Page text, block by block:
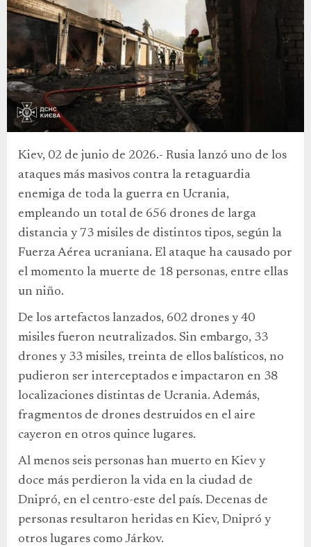
Kiev, 02 de junio de 2026.- Rusia lanzó uno de los
ataques más masivos contra la retaguardia
enemiga de toda la guerra en Ucrania,
empleando un total de 656 drones de larga
distancia y 73 misiles de distintos tipos, según la
Fuerza Aérea ucraniana. El ataque ha causado por
el momento la muerte de 18 personas, entre ellas
un niño.
De los artefactos lanzados, 602 drones y 40
misiles fueron neutralizados. Sin embargo, 33
drones y 33 misiles, treinta de ellos balísticos, no
pudieron ser interceptados e impactaron en 38
localizaciones distintas de Ucrania. Además,
fragmentos de drones destruidos en el aire
cayeron en otros quince lugares.
Al menos seis personas han muerto en Kiev y
doce más perdieron la vida en la ciudad de
Dnipró, en el centro-este del país. Decenas de
personas resultaron heridas en Kiev, Dnipró y
otros lugares como Járkov.